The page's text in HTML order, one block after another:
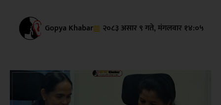
Gopya Khabar २०८३ असार ९ गते, मंगलवार १४:०५